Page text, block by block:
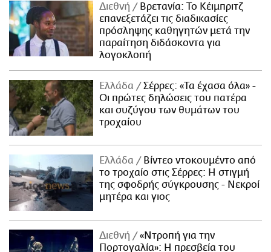
Διεθνή
Βρετανία: Το Κέιμπριτζ
επανεξετάζει τις διαδικασίες
πρόσληψης καθηγητών μετά την
παραίτηση διδάσκοντα για
λογοκλοπή
Ελλάδα
Σέρρες: «Τα έχασα όλα» -
Οι πρώτες δηλώσεις του πατέρα
και συζύγου των θυμάτων του
τροχαίου
Ελλάδα
Βίντεο ντοκουμέντο από
το τροχαίο στις Σέρρες: Η στιγμή
της σφοδρής σύγκρουσης - Νεκροί
μητέρα και γιος
Διεθνή
«Ντροπή για την
Πορτογαλία»: Η πρεσβεία του